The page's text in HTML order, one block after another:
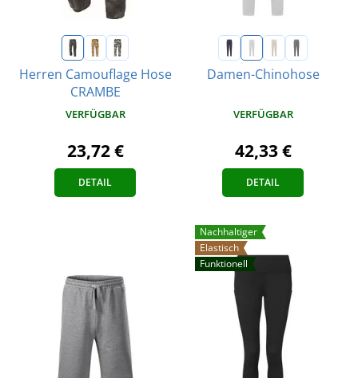
Herren Camouflage Hose
CRAMBE
VERFÜGBAR
23,72 €
DETAIL
Damen-Chinohose
VERFÜGBAR
42,33 €
DETAIL
Nachhaltiger
Elastisch
Funktionell